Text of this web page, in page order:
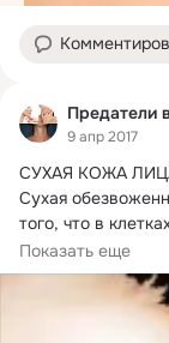
Предатели
9 апр 2017
СУХАЯ КОЖА
Сухая
того, что в
при...
Показать еще